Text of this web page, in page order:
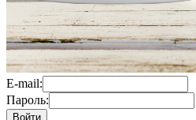
E-mail:
Пароль: